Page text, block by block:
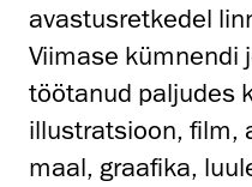
avastusretkedel
Viimase kümnendi
töötanud paljudes
illustratsioon, film,
maal, graafika,